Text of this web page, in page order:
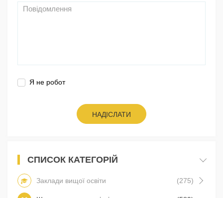
Я не робот
НАДІСЛАТИ
СПИСОК КАТЕГОРІЙ
Заклади вищої освіти (275)